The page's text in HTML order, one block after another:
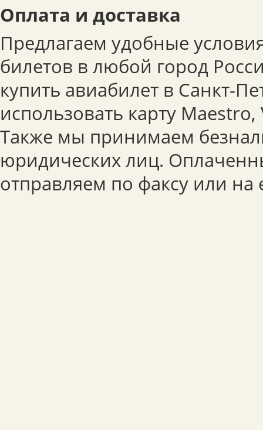
Оплата и доставка
Предлагаем удобные
билетов в любой город
купить авиабилет в Санкт-
использовать карту
Также мы принимаем
юридических лиц.
отправляем по факсу или на